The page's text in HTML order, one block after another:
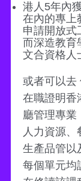
港人5年內
在內的專上
申請開放式
而深造教育
文合資格人
或者可以去
在職證明香
廳管理專業
人力資源、
生產品管以
每個單元均